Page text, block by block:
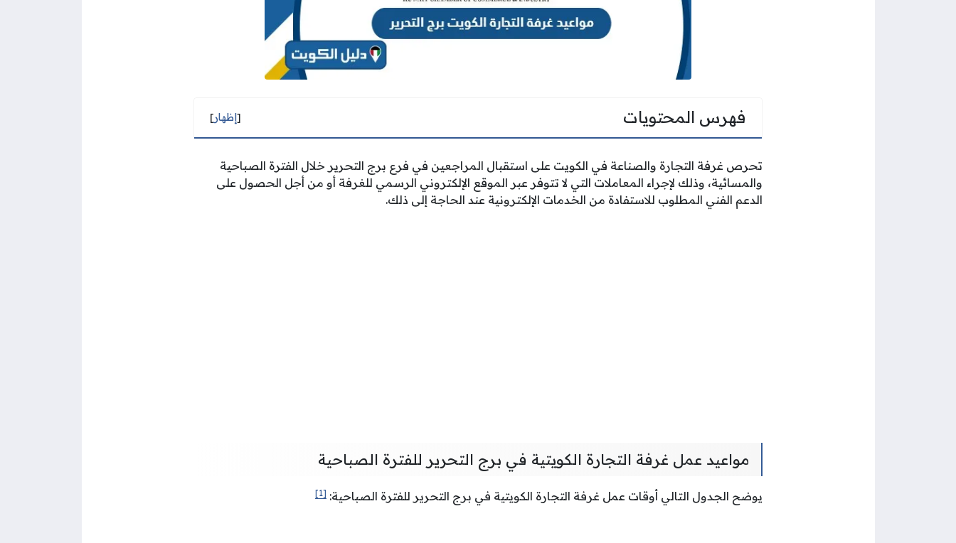
فهرس المحتويات [إظهار]
تحرص غرفة التجارة والصناعة في الكويت على استقبال المراجعين في فرع برج التحرير خلال الفترة الصباحية
والمسائية، وذلك لإجراء المعاملات التي لا تتوفر عبر الموقع الإلكتروني الرسمي للغرفة أو من أجل الحصول على
الدعم الفني المطلوب للاستفادة من الخدمات الإلكترونية عند الحاجة إلى ذلك.
مواعيد عمل غرفة التجارة الكويتية في برج التحرير للفترة الصباحية
يوضح الجدول التالي أوقات عمل غرفة التجارة الكويتية في برج التحرير للفترة الصباحية: [1]